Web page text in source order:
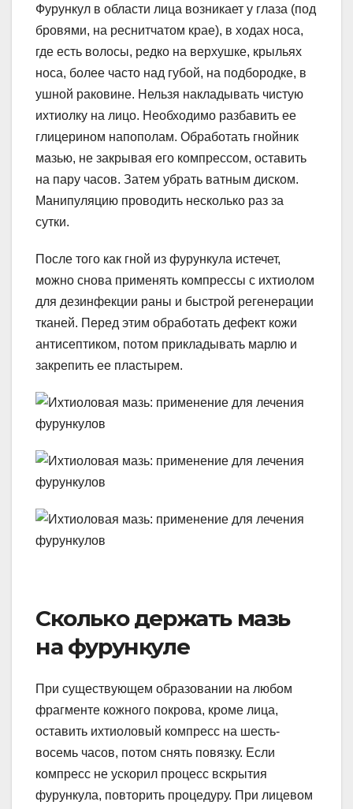
Фурункул в области лица возникает у глаза (под
бровями, на реснитчатом крае), в ходах носа,
где есть волосы, редко на верхушке, крыльях
носа, более часто над губой, на подбородке, в
ушной раковине. Нельзя накладывать чистую
ихтиолку на лицо. Необходимо разбавить ее
глицерином напополам. Обработать гнойник
мазью, не закрывая его компрессом, оставить
на пару часов. Затем убрать ватным диском.
Манипуляцию проводить несколько раз за
сутки.
После того как гной из фурункула истечет,
можно снова применять компрессы с ихтиолом
для дезинфекции раны и быстрой регенерации
тканей. Перед этим обработать дефект кожи
антисептиком, потом прикладывать марлю и
закрепить ее пластырем.
Сколько держать мазь
на фурункуле
При существующем образовании на любом
фрагменте кожного покрова, кроме лица,
оставить ихтиоловый компресс на шесть-
восемь часов, потом снять повязку. Если
компресс не ускорил процесс вскрытия
фурункула, повторить процедуру. При лицевом